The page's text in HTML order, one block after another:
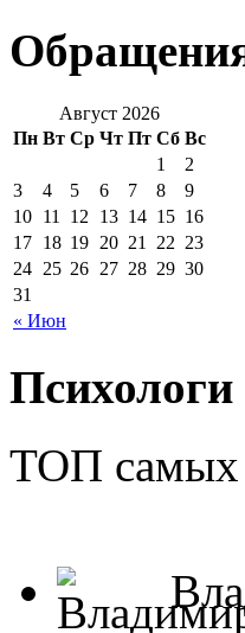
Август 2026
Пн Вт Ср Чт Пт Сб Вс
« Июн
1
2
3
4 5 6 7 8
9
10 11 12 13 14 15 16
17 18 19 20 21 22 23
24 25 26 27 28 29 30
31
Психологи
ТОП самых